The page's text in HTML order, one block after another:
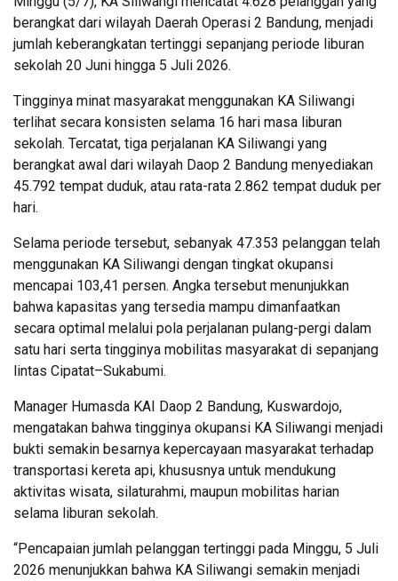
berangkat dari wilayah Daerah Operasi 2 Bandung, menjadi
jumlah keberangkatan tertinggi sepanjang periode liburan
sekolah 20 Juni hingga 5 Juli 2026.
Tingginya minat masyarakat menggunakan KA Siliwangi
terlihat secara konsisten selama 16 hari masa liburan
sekolah. Tercatat, tiga perjalanan KA Siliwangi yang
berangkat awal dari wilayah Daop 2 Bandung menyediakan
45.792 tempat duduk, atau rata-rata 2.862 tempat duduk per
hari.
Selama periode tersebut, sebanyak 47.353 pelanggan telah
menggunakan KA Siliwangi dengan tingkat okupansi
mencapai 103,41 persen. Angka tersebut menunjukkan
bahwa kapasitas yang tersedia mampu dimanfaatkan
secara optimal melalui pola perjalanan pulang-pergi dalam
satu hari serta tingginya mobilitas masyarakat di sepanjang
lintas Cipatat–Sukabumi.
Manager Humasda KAI Daop 2 Bandung, Kuswardojo,
mengatakan bahwa tingginya okupansi KA Siliwangi menjadi
bukti semakin besarnya kepercayaan masyarakat terhadap
transportasi kereta api, khususnya untuk mendukung
aktivitas wisata, silaturahmi, maupun mobilitas harian
selama liburan sekolah.
“Pencapaian jumlah pelanggan tertinggi pada Minggu, 5 Juli
2026 menunjukkan bahwa KA Siliwangi semakin menjadi